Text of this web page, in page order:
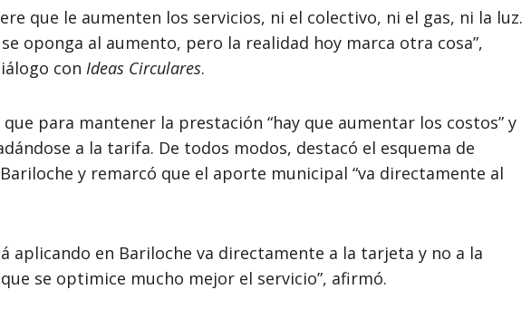
que le aumenten los servicios, ni el colectivo, ni el gas, ni la luz.
oponga al aumento, pero la realidad hoy marca otra cosa”,
con Ideas Circulares.
que para mantener la prestación “hay que aumentar los costos” y
a la tarifa. De todos modos, destacó el esquema de
y remarcó que el aporte municipal “va directamente al
aplicando en Bariloche va directamente a la tarjeta y no a la
se optimice mucho mejor el servicio”, afirmó.